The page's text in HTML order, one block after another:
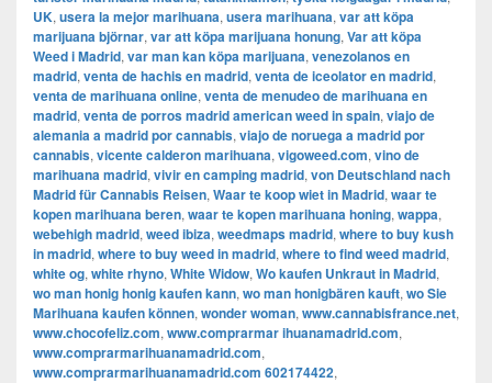
UK, usera la mejor marihuana, usera marihuana, var att köpa
marijuana björnar, var att köpa marijuana honung, Var att köpa
Weed i Madrid, var man kan köpa marijuana, venezolanos en
madrid, venta de hachis en madrid, venta de iceolator en madrid,
venta de marihuana online, venta de menudeo de marihuana en
madrid, venta de porros madrid american weed in spain, viajo de
alemania a madrid por cannabis, viajo de noruega a madrid por
cannabis, vicente calderon marihuana, vigoweed.com, vino de
marihuana madrid, vivir en camping madrid, von Deutschland nach
Madrid für Cannabis Reisen, Waar te koop wiet in Madrid, waar te
kopen marihuana beren, waar te kopen marihuana honing, wappa,
webehigh madrid, weed ibiza, weedmaps madrid, where to buy kush
in madrid, where to buy weed in madrid, where to find weed madrid,
white og, white rhyno, White Widow, Wo kaufen Unkraut in Madrid,
wo man honig honig kaufen kann, wo man honigbären kauft, wo Sie
Marihuana kaufen können, wonder woman, www.cannabisfrance.net,
www.chocofeliz.com, www.comprarmar ihuanamadrid.com,
www.comprarmarihuanamadrid.com,
www.comprarmarihuanamadrid.com 602174422,